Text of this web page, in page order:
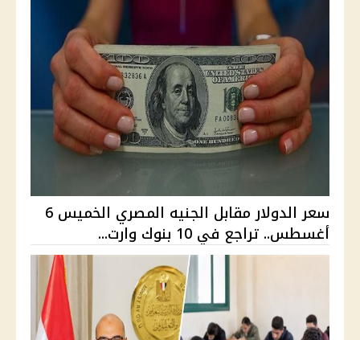
سعر الدولار مقابل الجنيه المصري الخميس 6
أغسطس.. تراجع في 10 بنوك وارت...